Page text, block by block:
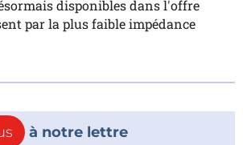
disponibles dans l'offre
par la plus faible impédance
à notre lettre